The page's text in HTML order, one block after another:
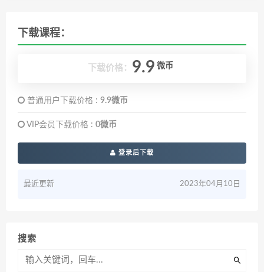
下载课程：
下载价格： 9.9 微币
普通用户下载价格 : 9.9微币
VIP会员下载价格 : 0微币
登录后下载
最近更新 2023年04月10日
搜索